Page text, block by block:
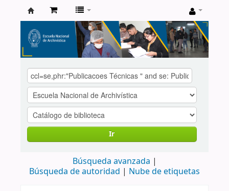
Catálogo
de
Biblioteca
ENA
Ir
Búsqueda avanzada
Búsqueda de autoridad
Nube de etiquetas